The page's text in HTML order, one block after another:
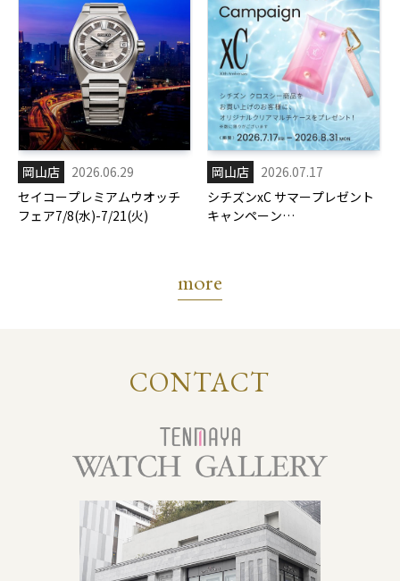
岡山店
2026.06.29
セイコープレミアムウオッチ
フェア7/8(水)-7/21(火)
岡山店
2026.07.17
シチズンxC サマープレゼント
キャンペーン
more
CONTACT